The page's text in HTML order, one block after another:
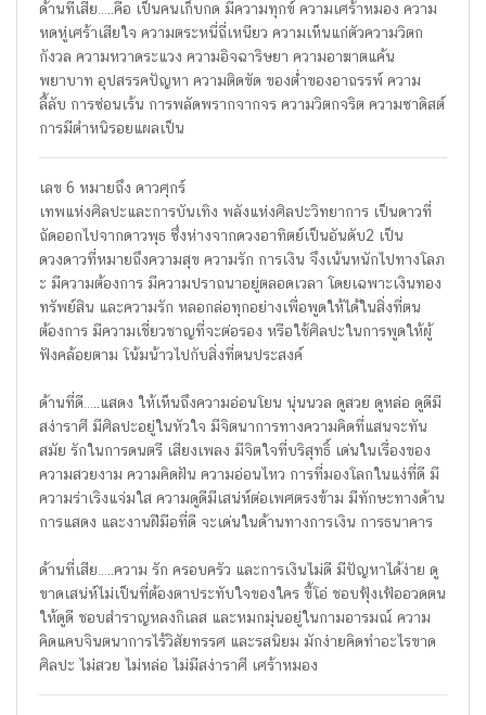
ด้านที่เสีย…..คือ เป็นคนเก็บกด มีความทุกข์ ความเศร้าหมอง ความ
หดหู่เศร้าเสียใจ ความตระหนี่ถี่เหนียว ความเห็นแก่ตัวความวิตก
กังวล ความหวาดระแวง ความอิจฉาริษยา ความอาฆาตแค้น
พยาบาท อุปสรรคปัญหา ความติดขัด ของต่ำของอาถรรพ์ ความ
ลี้ลับ การซ่อนเร้น การพลัดพรากจากจร ความวิตกจริต ความซาดิสต์
การมีตำหนิรอยแผลเป็น
เลข 6 หมายถึง ดาวศุกร์
เทพแห่งศิลปะและการบันเทิง พลังแห่งศิลปะวิทยาการ เป็นดาวที่
ถัดออกไปจากดาวพุธ ซึ่งห่างจากดวงอาทิตย์เป็นอันดับ2 เป็น
ดวงดาวที่หมายถึงความสุข ความรัก การเงิน จึงเน้นหนักไปทางโลภ
ะ มีความต้องการ มีความปราถนาอยู่ตลอดเวลา โดยเฉพาะเงินทอง
ทรัพย์สิน และความรัก หลอกล่อทุกอย่างเพื่อพูดให้ได้ในสิ่งที่ตน
ต้องการ มีความเชี่ยวชาญที่จะต่อรอง หรือใช้ศิลปะในการพูดให้ผู้
ฟังคล้อยตาม โน้มน้าวไปกับสิ่งที่ตนประสงค์
ด้านที่ดี…..แสดง ให้เห็นถึงความอ่อนโยน นุ่นนวล ดูสวย ดูหล่อ ดูดีมี
สง่าราศี มีศิลปะอยู่ในหัวใจ มีจิตนาการทางความคิดที่แสนจะทัน
สมัย รักในการดนตรี เสียงเพลง มีจิตใจที่บริสุทธิ์ เด่นในเรื่องของ
ความสวยงาม ความคิดฝัน ความอ่อนไหว การที่มองโลกในแง่ที่ดี มี
ความร่าเริงแจ่มใส ความดูดีมีเสน่ห์ต่อเพศตรงข้าม มีทักษะทางด้าน
การแสดง และงานฝีมือที่ดี จะเด่นในด้านทางการเงิน การธนาคาร
ด้านที่เสีย…..ความ รัก ครอบครัว และการเงินไม่ดี มีปัญหาได้ง่าย ดู
ขาดเสน่ห์ไม่เป็นที่ต้องตาประทับใจของใคร ขี้โอ่ ชอบฟุ้งเฟ้ออวดตน
ให้ดูดี ชอบสำราญหลงกิเลส และหมกมุ่นอยู่ในกามอารมณ์ ความ
คิดแคบจินตนาการไร้วิสัยทรรศ และรสนิยม มักง่ายคิดทำอะไรขาด
ศิลปะ ไม่สวย ไม่หล่อ ไม่มีสง่าราศี เศร้าหมอง